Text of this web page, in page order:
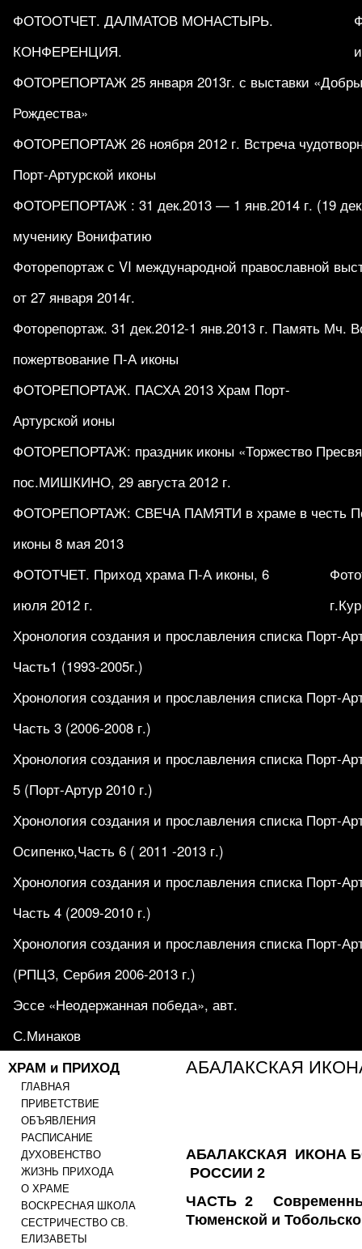
ФОТООТЧЕТ. ДАЛМАТОВ МОНАСТЫРЬ.
КОНФЕРЕНЦИЯ.
ФОТОРЕПОРТАЖ 25 января 2013г. с выставки
Рождества»
ФОТОРЕПОРТАЖ 26 ноября 2012 г. Встреча
Порт-Артурской иконы
ФОТОРЕПОРТАЖ : 31 дек.2013 — 1 янв.2014 г. (19
мученику Вонифатию
Фоторепортаж с VI международной православной
от 27 января 2014г.
Фоторепортаж. 31 дек.2012-1 янв.2013 г. Память Мч.
пожертвование П-А иконы
ФОТОРЕПОРТАЖ. ПАСХА 2013 Храм Порт-
Артурской ионы
ФОТОРЕПОРТАЖ: праздник иконы «Торжество
пос.МИШКИНО, 29 августа 2012 г.
ФОТОРЕПОРТАЖ: СВЕЧА ПАМЯТИ в храме в честь
иконы 8 мая 2013
ФОТОТЧЕТ. Приход храма П-А иконы, 6
июля 2012 г.
Хронология создания и прославления списка Порт-
Часть1 (1993-2005г.)
Хронология создания и прославления списка Порт-
Часть 3 (2006-2008 г.)
Хронология создания и прославления списка Порт-
5 (Порт-Артур 2010 г.)
Хронология создания и прославления списка Порт-
Осипенко,Часть 6 ( 2011 -2013 г.)
Хронология создания и прославления списка Порт-
Часть 4 (2009-2010 г.)
Хронология создания и прославления списка Порт-
(РПЦЗ, Сербия 2006-2013 г.)
Эссе «Неодержанная победа», авт.
С.Минаков
ХРАМ и ПРИХОД
ГЛАВНАЯ
ПРИВЕТСТВИЕ
ОБЪЯВЛЕНИЯ
РАСПИСАНИЕ
ДУХОВЕНСТВО
ЖИЗНЬ ПРИХОДА
О ХРАМЕ
ВОСКРЕСНАЯ ШКОЛА
СЕСТРИЧЕСТВО СВ.
ЕЛИЗАВЕТЫ
АБАЛАКСКАЯ
АБАЛАКСКАЯ ИКОНА
РОССИИ 2
ЧАСТЬ 2
Тюменской и